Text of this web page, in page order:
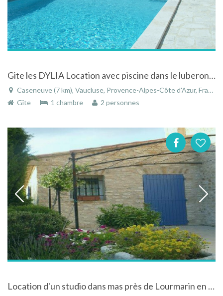
Gite les DYLIA Location avec piscine dans le luberon, colorado provencal
Caseneuve (7 km), Vaucluse, Provence-Alpes-Côte d'Azur, France
Gîte
1 chambre 2 personnes
Location d'un studio dans mas près de Lourmarin en Provence (Luberon)